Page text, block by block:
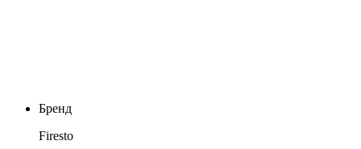
Бренд
Firesto